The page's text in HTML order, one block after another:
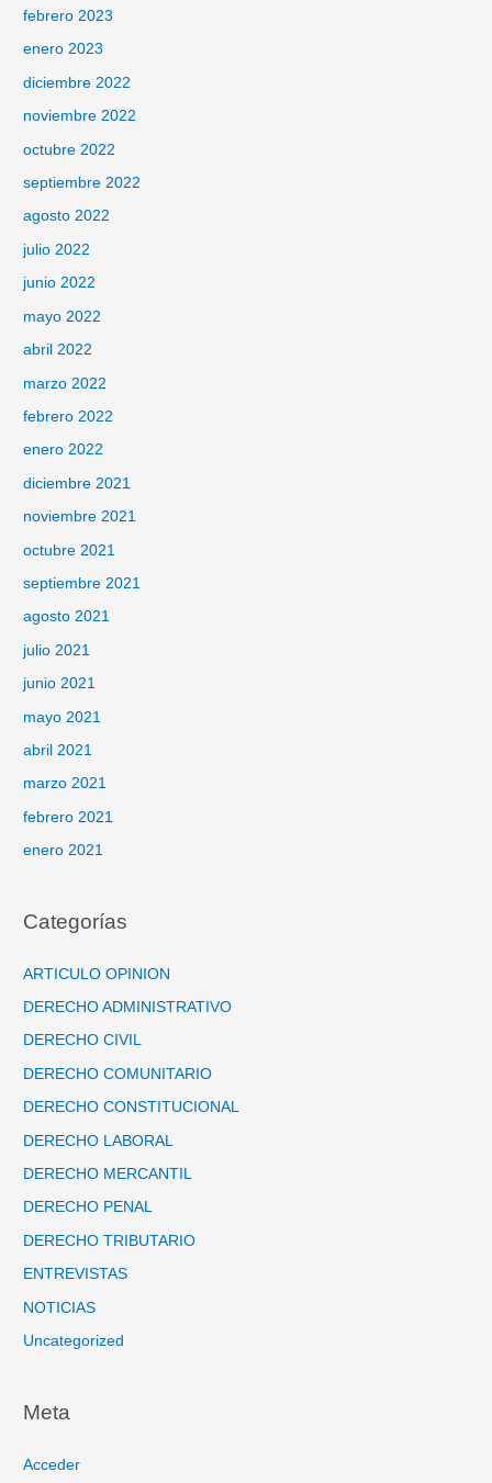
febrero 2023
enero 2023
diciembre 2022
noviembre 2022
octubre 2022
septiembre 2022
agosto 2022
julio 2022
junio 2022
mayo 2022
abril 2022
marzo 2022
febrero 2022
enero 2022
diciembre 2021
noviembre 2021
octubre 2021
septiembre 2021
agosto 2021
julio 2021
junio 2021
mayo 2021
abril 2021
marzo 2021
febrero 2021
enero 2021
Categorías
ARTICULO OPINION
DERECHO ADMINISTRATIVO
DERECHO CIVIL
DERECHO COMUNITARIO
DERECHO CONSTITUCIONAL
DERECHO LABORAL
DERECHO MERCANTIL
DERECHO PENAL
DERECHO TRIBUTARIO
ENTREVISTAS
NOTICIAS
Uncategorized
Meta
Acceder